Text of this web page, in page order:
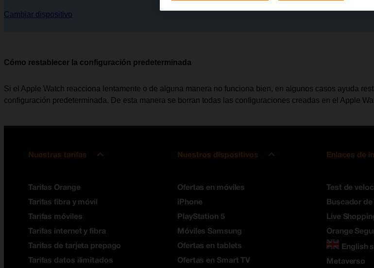
Cambiar dispositivo
Cómo restablecer la configuración predeterminada
Si el Apple Watch reacciona lentamente o de alguna manera no funciona bien, en algunos casos ayuda
configuración predeterminada. De esta manera se borran todas las configuraciones creadas en el Apple
Nuestras tarifas
Tarifas Orange
Tarifas fibra y móvil
Tarifas móviles
Tarifas internet y fibra
Tarifas de tarjeta prepago
Tarifas datos ilimitados
Nuestros dispositivos
Ofertas en móviles
iPhone
PlayStation 5
Móviles Samsung
Ofertas en tablets
Ofertas en Smart TV
Enlaces de
Test de
Buscador
Live
Orange
English
Metaverso